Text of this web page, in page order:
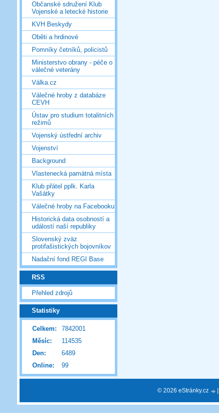
Občanské sdružení Klub
Vojenské a letecké historie
KVH Beskydy
Oběti a hrdinové
Pomníky četníků, policistů
Ministerstvo obrany - péče o
válečné veterány
Válka.cz
Válečné hroby z databáze
CEVH
Ústav pro studium totalitních
režimů
Vojenský ústřední archiv
Vojenství
Background
Vlastenecká památná místa
Klub přátel pplk. Karla
Vašátky
Válečné hroby na Facebooku
Historická data osobností a
událostí naší republiky
Slovenský zväz
protifašistických bojovníkov
Nadační fond REGI Base
RSS
Přehled zdrojů
Statistiky
Online: 99
Celkem:
7842001
Měsíc:
114535
Den:
6489
© 2026 eStránky.cz